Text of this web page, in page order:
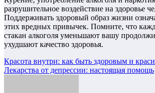
разрушительное воздействие на здоровье
Поддерживать здоровый образ жизни
этих вредных привычек. Помните, что
стакан алкоголя уменьшают вашу
ухудшают качество здоровья.
Навигация
по
Красота внутри: как быть здоровым и
Лекарства от депрессии: настоящая помощь